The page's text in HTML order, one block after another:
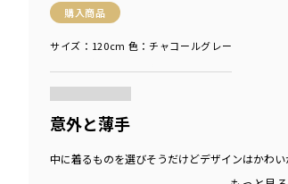
購入商品
サイズ：120cm 色：チャコールグレー
意外と薄手
中に着るものを選びそうだけどデザインはかわ